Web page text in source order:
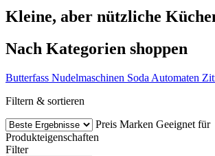
Kleine, aber nützliche
Nach Kategorien shoppen
Butterfass Nudelmaschinen Soda Automaten
Filtern & sortieren
Preis Marken Geeignet für
Produkteigenschaften
Filter